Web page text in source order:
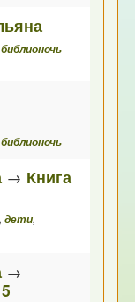
библионочь
библионочь
→ Книга
,дети,
→